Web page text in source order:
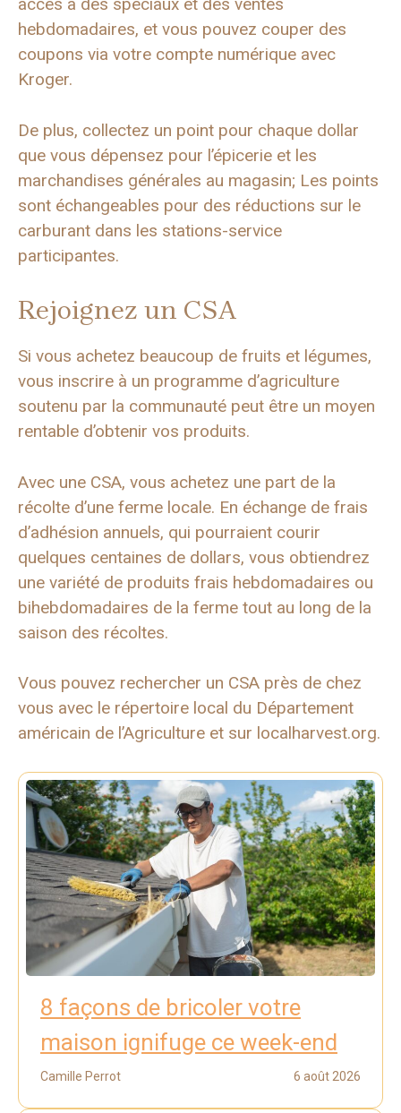
accès à des spéciaux et des ventes
hebdomadaires, et vous pouvez couper des
coupons via votre compte numérique avec
Kroger.
De plus, collectez un point pour chaque dollar
que vous dépensez pour l’épicerie et les
marchandises générales au magasin; Les points
sont échangeables pour des réductions sur le
carburant dans les stations-service
participantes.
Rejoignez un CSA
Si vous achetez beaucoup de fruits et légumes,
vous inscrire à un programme d’agriculture
soutenu par la communauté peut être un moyen
rentable d’obtenir vos produits.
Avec une CSA, vous achetez une part de la
récolte d’une ferme locale. En échange de frais
d’adhésion annuels, qui pourraient courir
quelques centaines de dollars, vous obtiendrez
une variété de produits frais hebdomadaires ou
bihebdomadaires de la ferme tout au long de la
saison des récoltes.
Vous pouvez rechercher un CSA près de chez
vous avec le répertoire local du Département
américain de l’Agriculture et sur localharvest.org.
8 façons de bricoler votre
maison ignifuge ce week-end
Camille Perrot 6 août 2026